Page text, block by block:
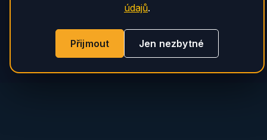
údajů.
Přijmout Jen nezbytné